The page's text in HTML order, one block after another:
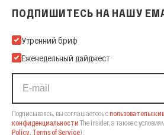
ПОДПИШИТЕСЬ НА НАШУ
Подпишитесь на нашу Email-рассылку
Утренний бриф
Еженедельный дайджест
Подписываясь, вы соглашаетесь с
конфиденциальности The Insider, а также с
Policy, Terms of Service).